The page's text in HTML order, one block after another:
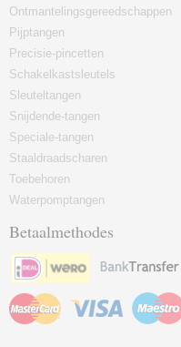
Ontmantelingsgereedschappen
Pijptangen
Precisie-pincetten
Schakelkastsleutels
Sleuteltangen
Snijdende-tangen
Speciale-tangen
Staaldraadscharen
Toebehoren
Waterpomptangen
Betaalmethodes